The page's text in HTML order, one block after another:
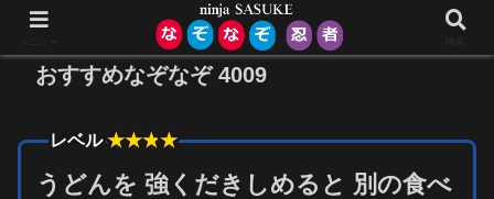
おすすめなぞなぞ 4009
レベル★★★★
うどんを 強くだきしめると 別の食べ